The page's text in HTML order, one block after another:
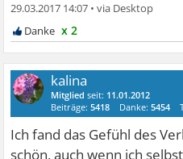
29.03.2017 14:07 •
x 2
kalina
Mitglied seit: 11.01.2012
Beiträge:5418 Danke:5454
Ich fand das Gefühl des
schön, auch wenn ich